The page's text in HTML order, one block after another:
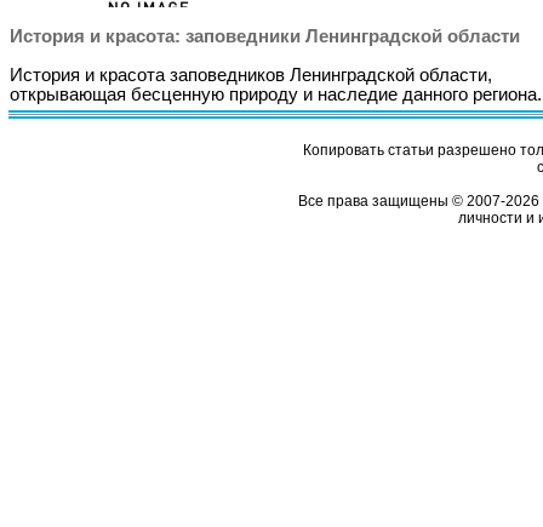
История и красота: заповедники Ленинградской области
История и красота заповедников Ленинградской области,
открывающая бесценную природу и наследие данного региона.
Копировать статьи разрешено
Все права защищены © 2007-2026
личности и